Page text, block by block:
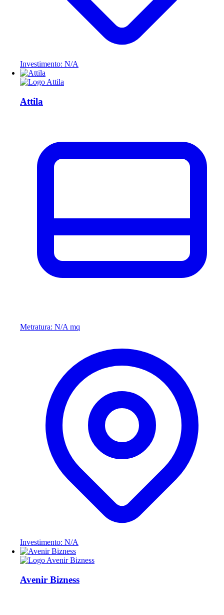
Investimento: N/A
Attila
Metratura: N/A mq
Investimento: N/A
Avenir Bizness